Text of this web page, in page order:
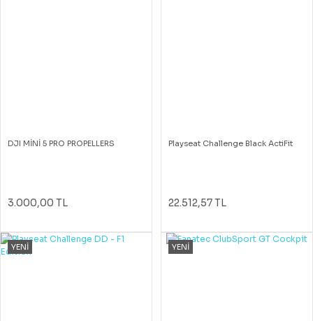
DJI MİNİ 5 PRO PROPELLERS
3.000,00 TL
Playseat Challenge Black ActiFit
22.512,57 TL
YENİ YENİ